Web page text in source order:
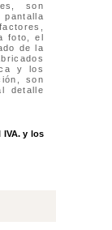
son
pantalla
foto, el
de la
y los
son
detalle
IVA. y los